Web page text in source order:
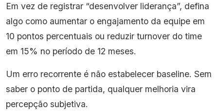
Em vez de registrar “desenvolver liderança”, defina
algo como aumentar o engajamento da equipe em
10 pontos percentuais ou reduzir turnover do time
em 15% no período de 12 meses.
Um erro recorrente é não estabelecer baseline. Sem
saber o ponto de partida, qualquer melhoria vira
percepção subjetiva.